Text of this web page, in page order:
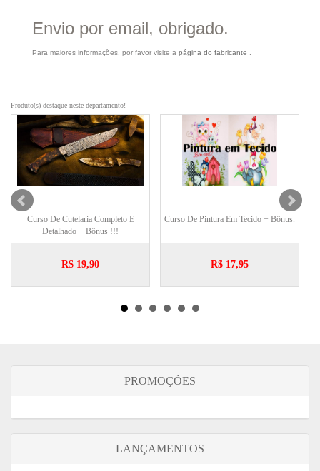
Envio por email, obrigado.
Para maiores informações, por favor visite a página do fabricante
Produto(s) destaque neste departamento!
Curso De Cutelaria Completo E
Detalhado + Bônus !!!
R$ 19,90
Curso De Pintura Em Tecido + Bônus.
R$ 17,95
PROMOÇÕES
LANÇAMENTOS